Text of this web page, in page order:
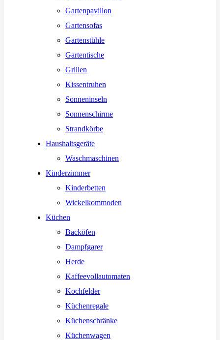
Gartenpavillon
Gartensofas
Gartenstühle
Gartentische
Grillen
Kissentruhen
Sonneninseln
Sonnenschirme
Strandkörbe
Haushaltsgeräte
Waschmaschinen
Kinderzimmer
Kinderbetten
Wickelkommoden
Küchen
Backöfen
Dampfgarer
Herde
Kaffeevollautomaten
Kochfelder
Küchenregale
Küchenschränke
Küchenwagen